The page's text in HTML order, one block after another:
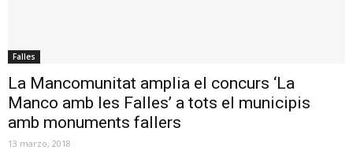
Falles
La Mancomunitat amplia el concurs ‘La
Manco amb les Falles’ a tots el municipis
amb monuments fallers
13 marzo, 2018